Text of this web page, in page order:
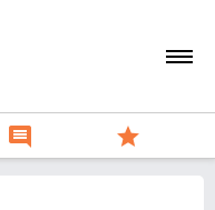
comment star